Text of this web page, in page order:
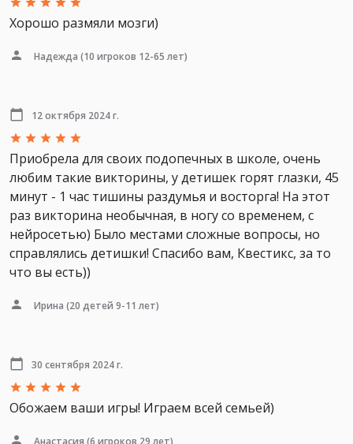
Хорошо размяли мозги)
Надежда (10 игроков 12-65 лет)
12 октября 2024 г.
Приобрела для своих подопечных в школе, очень
любим такие викторины, у детишек горят глазки, 45
минут - 1 час тишины раздумья и восторга! На этот
раз викторина необычная, в ногу со временем, с
нейросетью) Было местами сложные вопросы, но
справлялись детишки! Спасибо вам, Квестикс, за то
что вы есть))
Ирина (20 детей 9-11 лет)
30 сентября 2024 г.
Обожаем ваши игры! Играем всей семьей)
Анастасия (6 игроков 29 лет)